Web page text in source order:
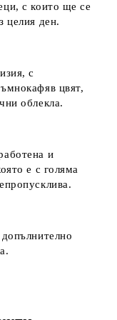
с които ще се
целия ден.
с
цвят,
облекла.
и
е с голяма